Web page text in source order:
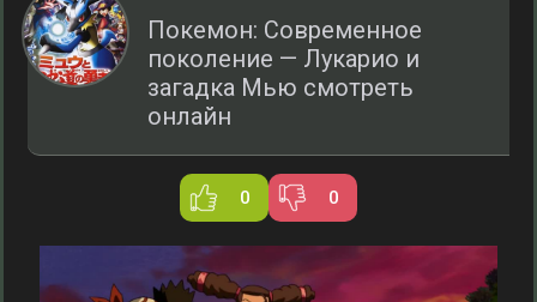
Покемон: Современное
поколение — Лукарио и
загадка Мью смотреть
онлайн
0 0